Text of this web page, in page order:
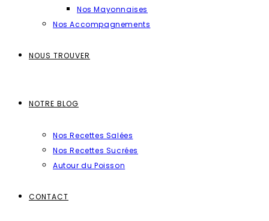
Nos Mayonnaises
Nos Accompagnements
NOUS TROUVER
NOTRE BLOG
Nos Recettes Salées
Nos Recettes Sucrées
Autour du Poisson
CONTACT